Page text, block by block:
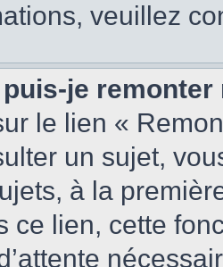
veuillez
je
le lien «
un sujet,
à la
ce lien, cette